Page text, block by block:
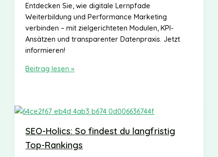
Entdecken Sie, wie digitale Lernpfade
Weiterbildung und Performance Marketing
verbinden – mit zielgerichteten Modulen, KPI-
Ansätzen und transparenter Datenpraxis. Jetzt
informieren!
Campus
für
Zusammenarbeit
Beitrag lesen »
SEO-Holics: So findest du langfristig
Top-Rankings